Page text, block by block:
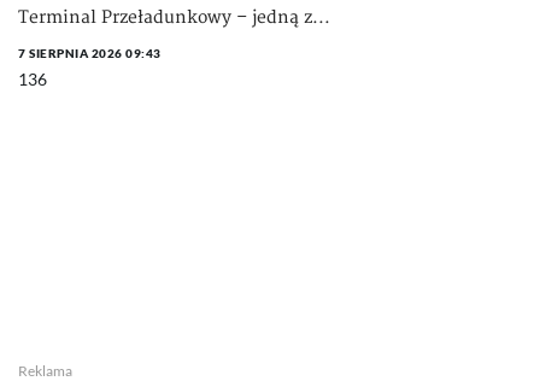
Terminal Przeładunkowy – jedną z...
7 SIERPNIA 2026 09:43
136
Reklama